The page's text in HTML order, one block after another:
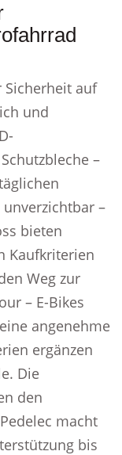
auf
und
–
–
bieten
Kaufkriterien
Weg zur
– E-Bikes
angenehme
ergänzen
Die
den
macht
bis